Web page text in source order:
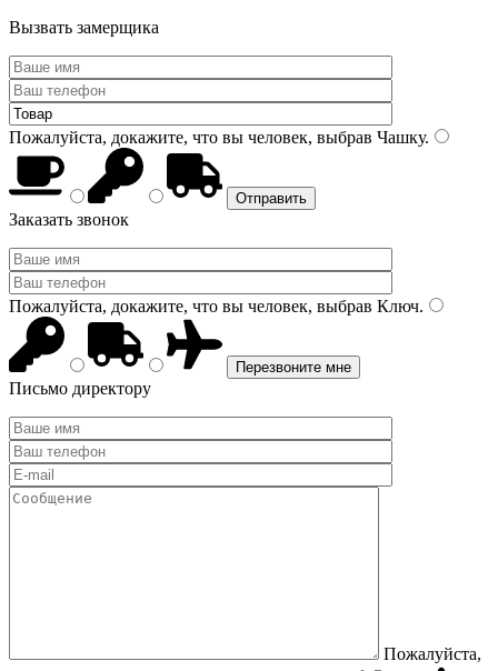
Вызвать замерщика
Пожалуйста, докажите, что вы человек, выбрав Чашку.
Заказать звонок
Пожалуйста, докажите, что вы человек, выбрав Ключ.
Письмо директору
Пожалуйста,